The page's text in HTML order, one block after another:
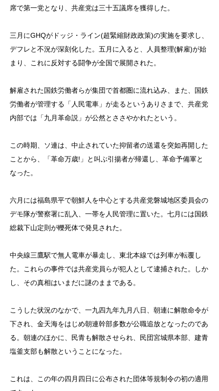
席で第一党となり、共産党は三十五議席を獲得した。
三月にGHQがドッジ・ライン(超緊縮財政政策)の実施を要求し、
デフレと不況が深刻化した。五月に入ると、人員整理(解雇)が始
まり、これに反対する闘争が全国で展開された。
解雇された国鉄労働者らが集団で首都圏に流れ込み、また、国鉄
労働者が管理する「人民電車」が走るというありさまで、共産党
内部では「九月革命説」が公然とささやかれたという。
この時期、ソ連は、中止されていた抑留者の送還を突如再開した
ことから、「革命万歳!」と叫ぶ引揚者が帰還し、革命予備軍と
なった。
六月には福島県平で朝鮮人を中心とする共産党磐城地区委員会の
デモ隊が警察署に乱入、一帯を人民管理に置いた。七月には国鉄
総裁下山定則が轢死体で発見された。
中央線三鷹駅で無人電車が暴走し、東北本線では列車が転覆し
た。これらの事件では共産党員らが犯人として逮捕された。しか
し、その真相はいまだに謎のままである。
こうした状況のなかで、一九四九年九月八日、朝連に解散命令が
下され、金天海をはじめ朝連幹部多数が公職追放となったのであ
る。朝連のほかに、民青も解散させられ、民団宮城県本部、建青
塩釜支部も解散ということになった。
これは、この年の四月四日に公布された団体等規制令の初の適用